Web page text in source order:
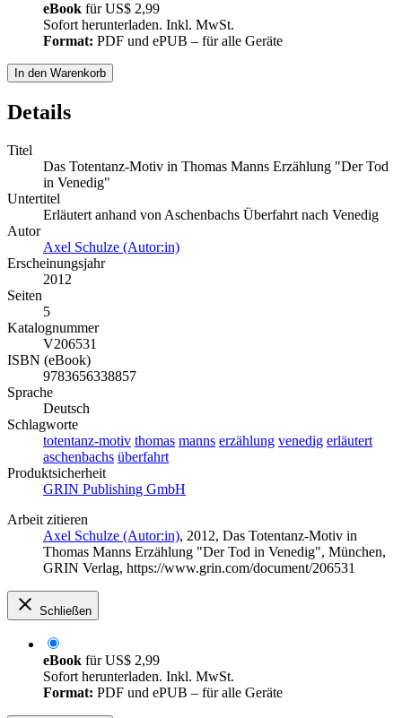
eBook fürUS$ 2,99
Sofort herunterladen. Inkl. MwSt.
Format: PDF und ePUB – für alle Geräte
In den Warenkorb
Details
Titel
Das Totentanz-Motiv in Thomas Manns Erzählung "Der Tod
in Venedig"
Untertitel
Erläutert anhand von Aschenbachs Überfahrt nach Venedig
Autor
Axel Schulze (Autor:in)
Erscheinungsjahr
2012
Seiten
5
Katalognummer
V206531
ISBN (eBook)
9783656338857
Sprache
Deutsch
Schlagworte
totentanz-motiv thomas manns erzählung venedig erläutert
aschenbachs überfahrt
Produktsicherheit
GRIN Publishing GmbH
Arbeit zitieren
Axel Schulze (Autor:in), 2012, Das Totentanz-Motiv in
Thomas Manns Erzählung "Der Tod in Venedig", München,
GRIN Verlag, https://www.grin.com/document/206531
Schließen
eBook fürUS$ 2,99
Sofort herunterladen. Inkl. MwSt.
Format: PDF und ePUB – für alle Geräte